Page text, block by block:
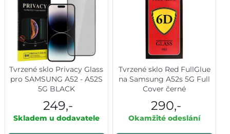
Tvrzené sklo Privacy Glass
pro SAMSUNG A52 - A52S
5G BLACK
249,-
Skladem u dodavatele
Tvrzené sklo Red FullGlue
na Samsung A52s 5G Full
Cover černé
290,-
Okamžité odeslání